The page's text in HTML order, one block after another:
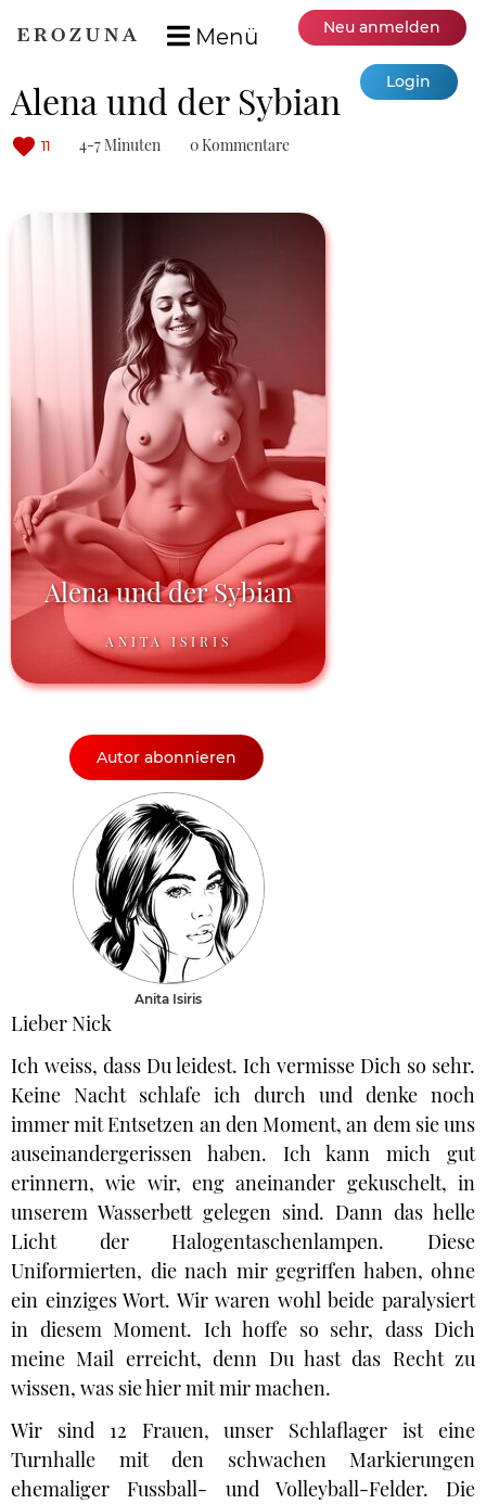
Menü Neu anmelden
Login
Alena und der Sybian
11 4-7 Minuten 0 Kommentare
Alena und der Sybian
ANITA ISIRIS
Autor abonnieren
Anita Isiris
Lieber Nick
Ich weiss, dass Du leidest. Ich vermisse Dich so sehr.
Keine Nacht schlafe ich durch und denke noch
immer mit Entsetzen an den Moment, an dem sie uns
auseinandergerissen haben. Ich kann mich gut
erinnern, wie wir, eng aneinander gekuschelt, in
unserem Wasserbett gelegen sind. Dann das helle
Licht der Halogentaschenlampen. Diese
Uniformierten, die nach mir gegriffen haben, ohne
ein einziges Wort. Wir waren wohl beide paralysiert
in diesem Moment. Ich hoffe so sehr, dass Dich
meine Mail erreicht, denn Du hast das Recht zu
wissen, was sie hier mit mir machen.
Wir sind 12 Frauen, unser Schlaflager ist eine
Turnhalle mit den schwachen Markierungen
ehemaliger Fussball- und Volleyball-Felder. Die